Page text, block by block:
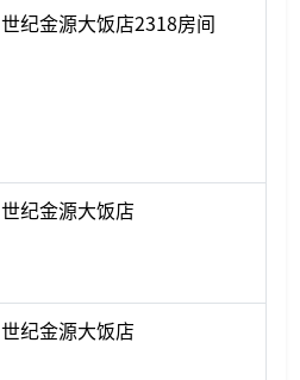
世纪金源大饭店2318房间
世纪金源大饭店
世纪金源大饭店